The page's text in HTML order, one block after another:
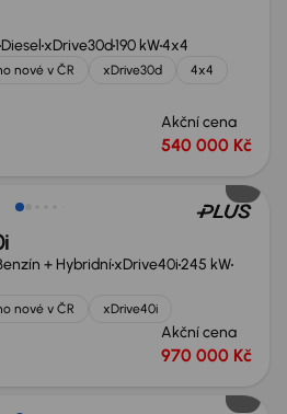
Diesel xDrive30d190 kW4x4
nové v ČR xDrive30d
4x4
Akční cena
540 000 Kč
+ HybridníxDrive40i245 kW
nové v ČR xDrive40i
Akční cena
970 000 Kč